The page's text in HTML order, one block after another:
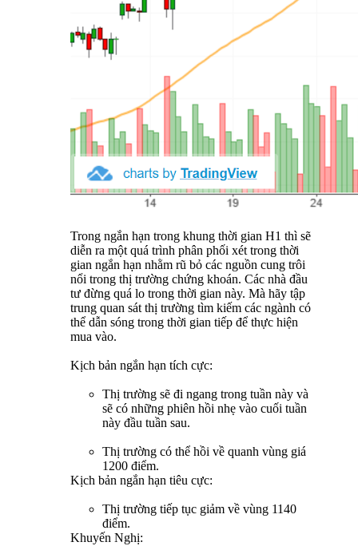
Trong ngắn hạn trong khung thời gian H1 thì sẽ
diễn ra một quá trình phân phối xét trong thời
gian ngắn hạn nhằm rũ bỏ các nguồn cung trôi
nổi trong thị trường chứng khoán. Các nhà đầu
tư đừng quá lo trong thời gian này. Mà hãy tập
trung quan sát thị trường tìm kiếm các ngành có
thể dẫn sóng trong thời gian tiếp để thực hiện
mua vào.
Kịch bản ngắn hạn tích cực:
Thị trường sẽ đi ngang trong tuần này và
sẽ có những phiên hồi nhẹ vào cuối tuần
này đầu tuần sau.
Thị trường có thể hồi về quanh vùng giá
1200 điểm.
Kịch bản ngắn hạn tiêu cực:
Thị trường tiếp tục giảm về vùng 1140
điểm.
Khuyến Nghị: